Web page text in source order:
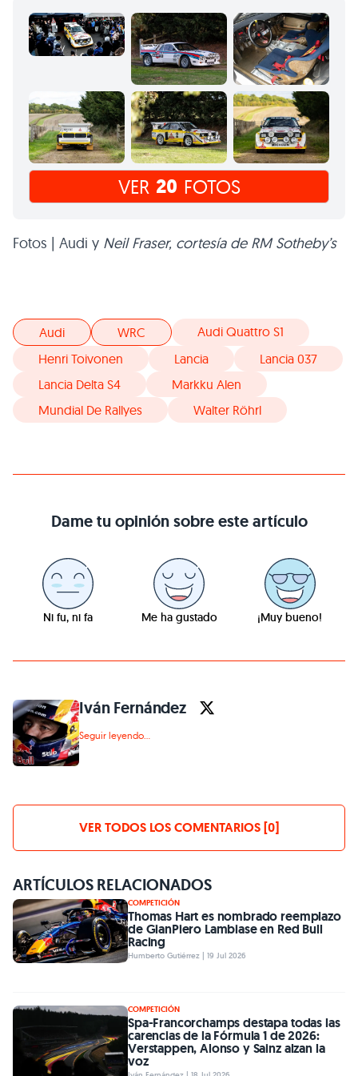
VER 20 FOTOS
Fotos | Audi y Neil Fraser, cortesía de RM Sotheby’s
Audi WRC
Audi Quattro S1
Henri Toivonen
Lancia
Lancia 037
Lancia Delta S4
Markku Alen
Mundial De Rallyes
Walter Röhrl
Dame tu opinión sobre este artículo
Ni fu, ni fa Me ha gustado ¡Muy bueno!
Iván Fernández
Seguir leyendo...
VER TODOS LOS COMENTARIOS [0]
ARTÍCULOS RELACIONADOS
COMPETICIÓN
Thomas Hart es nombrado reemplazo
de GianPiero Lambiase en Red Bull
Racing
Humberto Gutiérrez | 19 Jul 2026
COMPETICIÓN
Spa-Francorchamps destapa todas las
carencias de la Fórmula 1 de 2026:
Verstappen, Alonso y Sainz alzan la
voz